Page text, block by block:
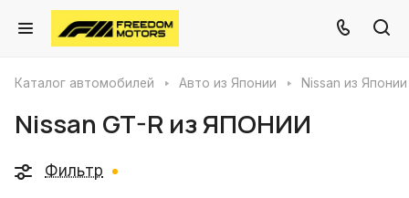
Каталог автомобилей Авто из Японии Nissan из Японии
Nissan GT-R из ЯПОНИИ
Фильтр